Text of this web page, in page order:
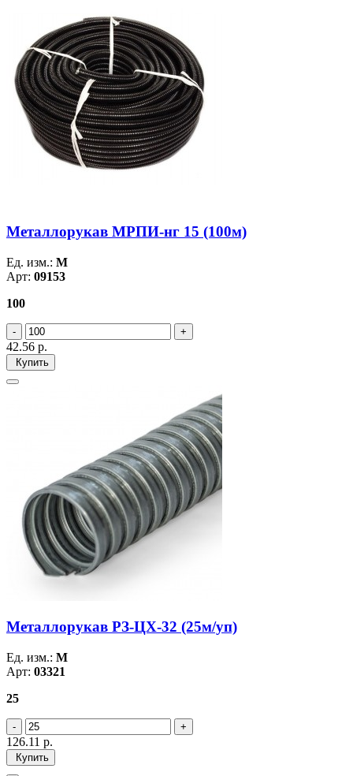
Металлорукав МРПИ-нг 15 (100м)
Ед. изм.: М
Арт: 09153
100
42.56 р.
Купить
Металлорукав РЗ-ЦХ-32 (25м/уп)
Ед. изм.: М
Арт: 03321
25
126.11 р.
Купить